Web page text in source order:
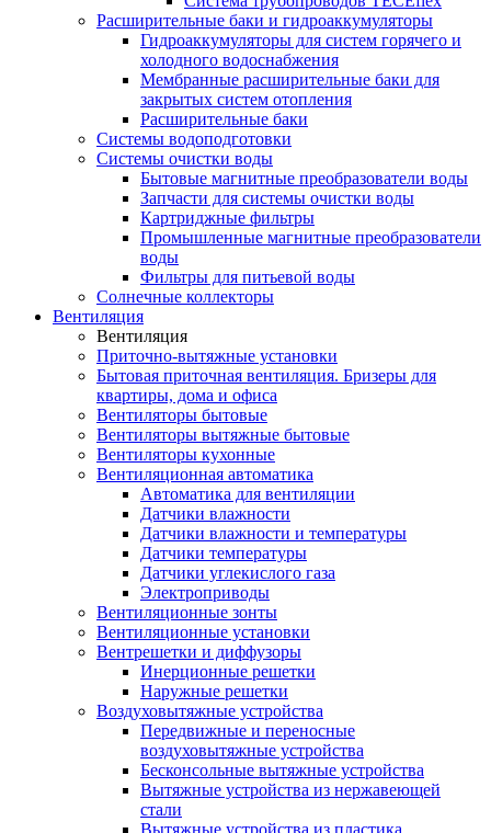
Расширительные баки и гидроаккумуляторы
Гидроаккумуляторы для систем горячего и
холодного водоснабжения
Мембранные расширительные баки для
закрытых систем отопления
Расширительные баки
Системы водоподготовки
Системы очистки воды
Бытовые магнитные преобразователи воды
Запчасти для системы очистки воды
Картриджные фильтры
Промышленные магнитные преобразователи
воды
Фильтры для питьевой воды
Солнечные коллекторы
Вентиляция
Вентиляция
Приточно-вытяжные установки
Бытовая приточная вентиляция. Бризеры для
квартиры, дома и офиса
Вентиляторы бытовые
Вентиляторы вытяжные бытовые
Вентиляторы кухонные
Вентиляционная автоматика
Автоматика для вентиляции
Датчики влажности
Датчики влажности и температуры
Датчики температуры
Датчики углекислого газа
Электроприводы
Вентиляционные зонты
Вентиляционные установки
Вентрешетки и диффузоры
Инерционные решетки
Наружные решетки
Воздуховытяжные устройства
Передвижные и переносные
воздуховытяжные устройства
Бесконсольные вытяжные устройства
Вытяжные устройства из нержавеющей
стали
Вытяжные устройства из пластика